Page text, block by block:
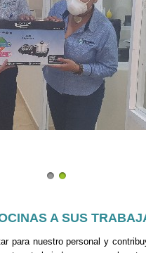
A SUS
para nuestro personal y